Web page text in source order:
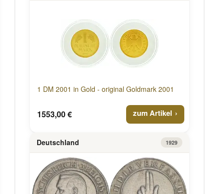
1 DM 2001 in Gold - original Goldmark 2001
1553,00 € zum Artikel
Deutschland 1929